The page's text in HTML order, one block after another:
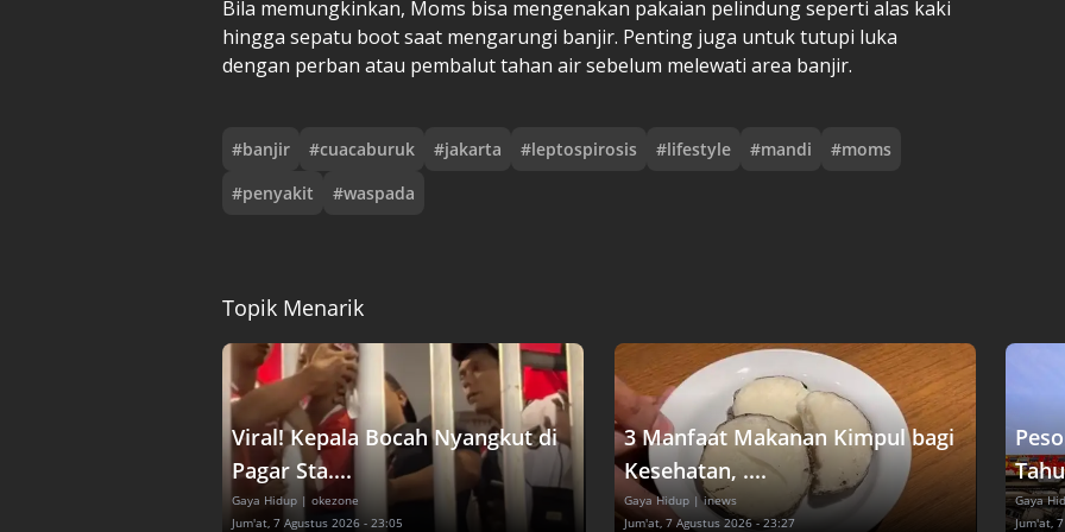
Bila memungkinkan, Moms bisa mengenakan pakaian pelindung seperti alas kaki
hingga sepatu boot saat mengarungi banjir. Penting juga untuk tutupi luka
dengan perban atau pembalut tahan air sebelum melewati area banjir.
#banjir #cuacaburuk #jakarta #leptospirosis #lifestyle #mandi #moms
#penyakit #waspada
Topik Menarik
Viral! Kepala Bocah Nyangkut di
Pagar Sta....
Gaya Hidup | okezone
Jum'at, 7 Agustus 2026 - 23:05
3 Manfaat Makanan Kimpul bagi
Kesehatan, ....
Gaya Hidup | inews
Jum'at, 7 Agustus 2026 - 23:27
Gaya
Jum'at,